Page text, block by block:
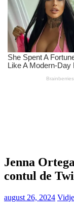
Jenna
contul de
august 26, 2024